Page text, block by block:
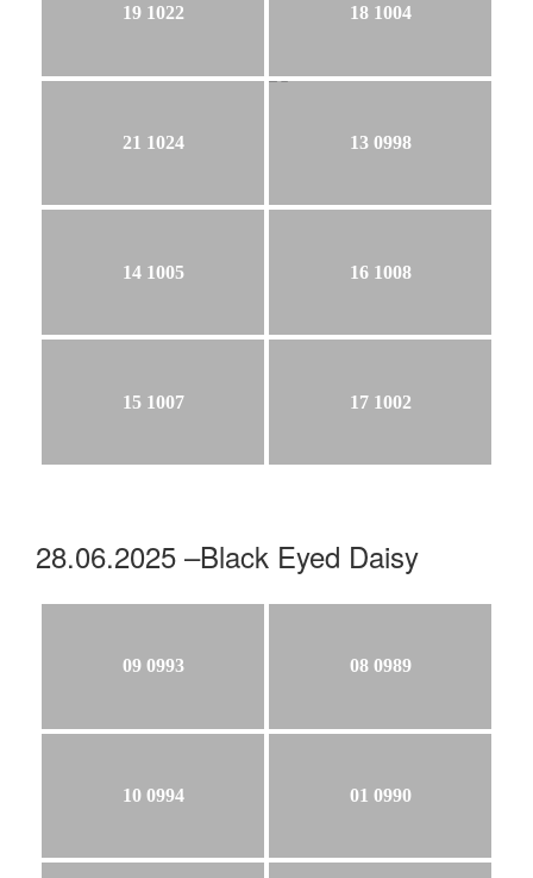
19 1022 18 1004
21 1024 13 0998
14 1005 16 1008
15 1007 17 1002
28.06.2025 –Black Eyed Daisy
09 0993 08 0989
10 0994 01 0990